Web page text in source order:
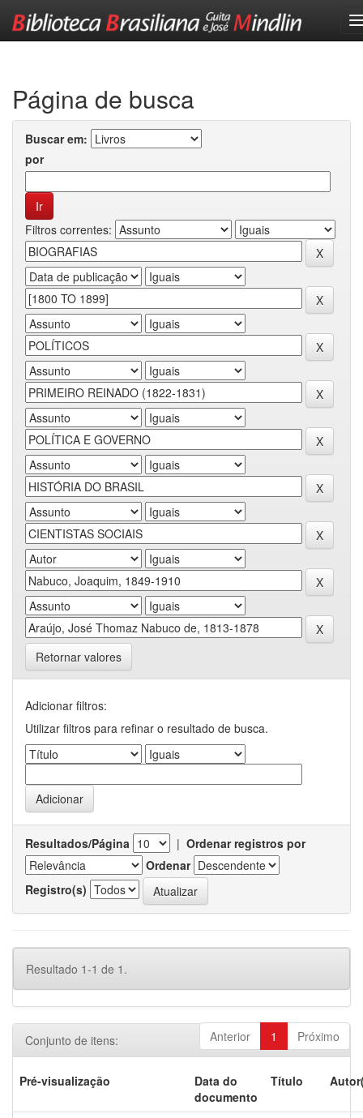
Página de busca
Buscar em:
por
Filtros correntes:
Retornar valores
Adicionar filtros:
Utilizar filtros para refinar o resultado de busca.
Resultados/Página | Ordenar registros por
Ordenar
Registro(s)
Resultado 1-1 de 1.
Anterior 1 Próximo
Conjunto de itens:
Pré-visualização
Data do
documento
Título